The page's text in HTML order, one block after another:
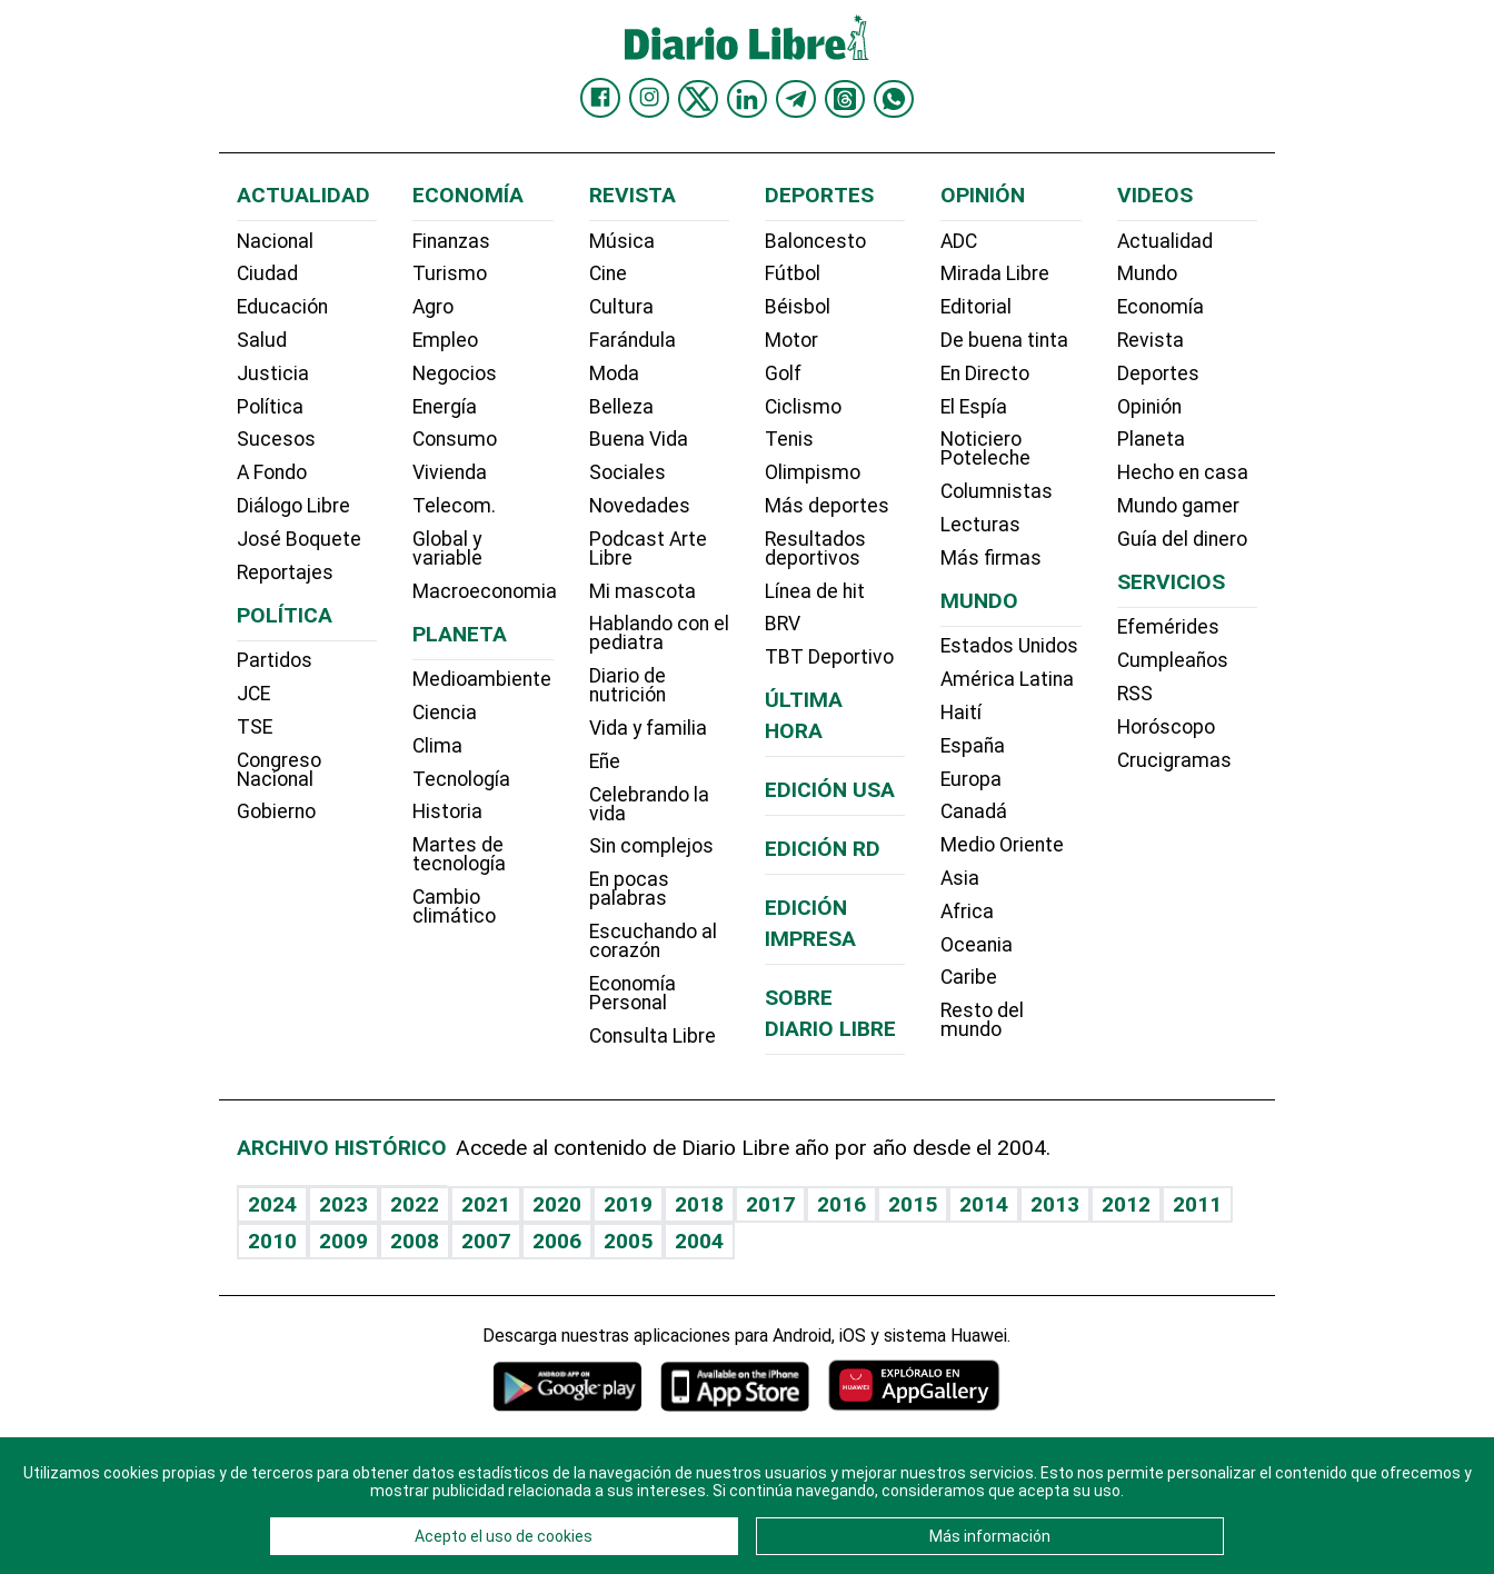
ACTUALIDAD
Nacional
Ciudad
Educación
Salud
Justicia
Política
Sucesos
A Fondo
Diálogo Libre
José Boquete
Reportajes
POLÍTICA
Partidos
JCE
TSE
Congreso
Nacional
Gobierno
ECONOMÍA
Finanzas
Turismo
Agro
Empleo
Negocios
Energía
Consumo
Vivienda
Telecom.
Global y
variable
Macroeconomia
PLANETA
Medioambiente
Ciencia
Clima
Tecnología
Historia
Martes de
tecnología
Cambio
climático
REVISTA
Música
Cine
Cultura
Farándula
Moda
Belleza
Buena Vida
Sociales
Novedades
Podcast Arte
Libre
Mi mascota
Hablando con el
pediatra
Diario de
nutrición
Vida y familia
Eñe
Celebrando la
vida
Sin complejos
En pocas
palabras
Escuchando al
corazón
Economía
Personal
Consulta Libre
DEPORTES
Baloncesto
Fútbol
Béisbol
Motor
Golf
Ciclismo
Tenis
Olimpismo
Más deportes
Resultados
deportivos
Línea de hit
BRV
TBT Deportivo
ÚLTIMA
HORA
EDICIÓN USA
EDICIÓN RD
EDICIÓN
IMPRESA
SOBRE
DIARIO LIBRE
OPINIÓN
ADC
Mirada Libre
Editorial
De buena tinta
En Directo
El Espía
Noticiero
Poteleche
Columnistas
Lecturas
Más firmas
MUNDO
Estados Unidos
América Latina
Haití
España
Europa
Canadá
Medio Oriente
Asia
Africa
Oceania
Caribe
Resto del
mundo
VIDEOS
Actualidad
Mundo
Economía
Revista
Deportes
Opinión
Planeta
Hecho en casa
Mundo gamer
Guía del dinero
SERVICIOS
Efemérides
Cumpleaños
RSS
Horóscopo
Crucigramas
ARCHIVO HISTÓRICO Accede al contenido de Diario Libre año por año desde el 2004.
2024 2023 2022 2021 2020 2019 2018 2017 2016 2015 2014 2013 2012
2011
2010
2009 2008 2007 2006 2005 2004
Descarga nuestras aplicaciones para Android, iOS y sistema Huawei.
© 2025 Diario Libre, todos los derechos reservados. Consulta elAviso Legal . Ponte
enContactocon nosotros y conoce más sobreDiario Libre
Utilizamos cookies propias y de terceros para obtener datos estadísticos de la navegación de nuestros usuarios y mejorar nuestros servicios. Esto nos permite personalizar el contenido que ofrecemos y
mostrar publicidad relacionada a sus intereses. Si continúa navegando, consideramos que acepta su uso.
Acepto el uso de cookies Más información